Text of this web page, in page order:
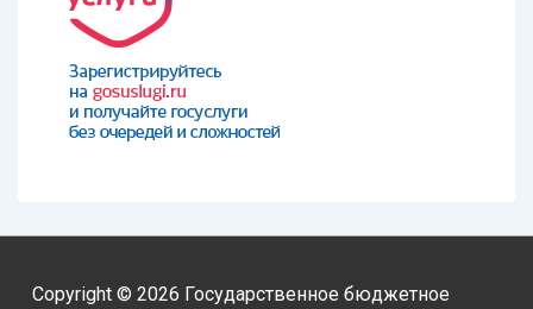
Copyright © 2026 Государственное бюджетное